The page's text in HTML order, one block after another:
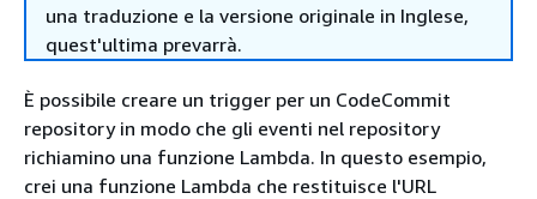
una traduzione e la versione originale in Inglese,
quest'ultima prevarrà.
È possibile creare un trigger per un CodeCommit
repository in modo che gli eventi nel repository
richiamino una funzione Lambda. In questo esempio,
crei una funzione Lambda che restituisce l'URL